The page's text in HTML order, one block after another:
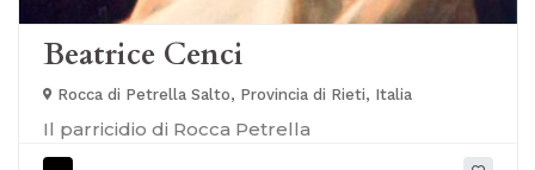
Beatrice Cenci
Rocca di Petrella Salto, Provincia di Rieti, Italia
Il parricidio di Rocca Petrella